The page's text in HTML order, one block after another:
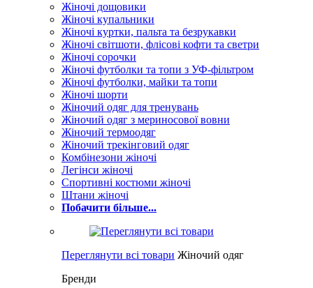
Жіночі дощовики
Жіночі купальники
Жіночі куртки, пальта та безрукавки
Жіночі світшоти, флісові кофти та светри
Жіночі сорочки
Жіночі футболки та топи з УФ-фільтром
Жіночі футболки, майки та топи
Жіночі шорти
Жіночий одяг для тренувань
Жіночий одяг з мериносової вовни
Жіночий термоодяг
Жіночий трекінговий одяг
Комбінезони жіночі
Легінси жіночі
Спортивні костюми жіночі
Штани жіночі
Побачити більше...
Переглянути всі товари Жіночий одяг
Бренди